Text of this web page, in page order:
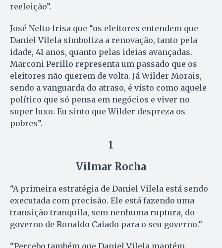
reeleição”.
José Nelto frisa que “os eleitores entendem que
Daniel Vilela simboliza a renovação, tanto pela
idade, 41 anos, quanto pelas ideias avançadas.
Marconi Perillo representa um passado que os
eleitores não querem de volta. Já Wilder Morais,
sendo a vanguarda do atraso, é visto como aquele
político que só pensa em negócios e viver no
super luxo. Eu sinto que Wilder despreza os
pobres”.
1
Vilmar Rocha
“A primeira estratégia de Daniel Vilela está sendo
executada com precisão. Ele está fazendo uma
transição tranquila, sem nenhuma ruptura, do
governo de Ronaldo Caiado para o seu governo.”
“Percebo também que Daniel Vilela mantém